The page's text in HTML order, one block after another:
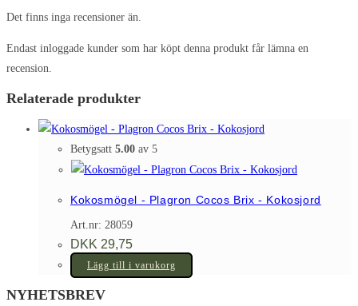
Det finns inga recensioner än.
Endast inloggade kunder som har köpt denna produkt får lämna en
recension.
Relaterade produkter
Kokosmögel - Plagron Cocos Brix - Kokosjord
Art.nr: 28059
DKK 29,75
Lägg till i varukorg
Betygsatt 5.00 av 5
NYHETSBREV